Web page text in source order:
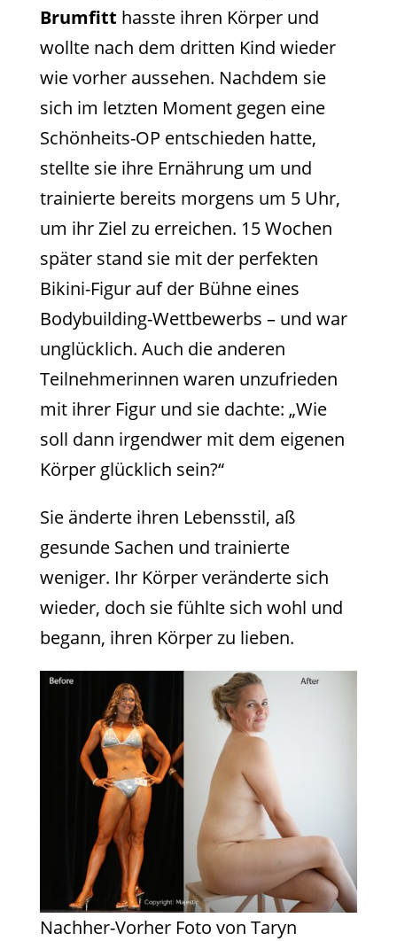
Brumfitt hasste ihren Körper und
wollte nach dem dritten Kind wieder
wie vorher aussehen. Nachdem sie
sich im letzten Moment gegen eine
Schönheits-OP entschieden hatte,
stellte sie ihre Ernährung um und
trainierte bereits morgens um 5 Uhr,
um ihr Ziel zu erreichen. 15 Wochen
später stand sie mit der perfekten
Bikini-Figur auf der Bühne eines
Bodybuilding-Wettbewerbs – und war
unglücklich. Auch die anderen
Teilnehmerinnen waren unzufrieden
mit ihrer Figur und sie dachte: „Wie
soll dann irgendwer mit dem eigenen
Körper glücklich sein?“
Sie änderte ihren Lebensstil, aß
gesunde Sachen und trainierte
weniger. Ihr Körper veränderte sich
wieder, doch sie fühlte sich wohl und
begann, ihren Körper zu lieben.
Nachher-Vorher Foto von Taryn